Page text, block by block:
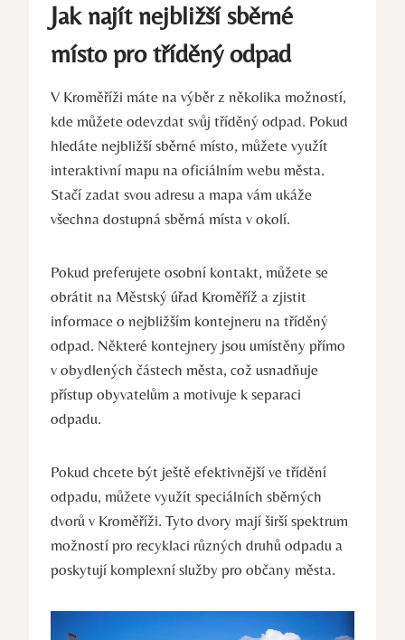
Jak najít nejbližší sběrné
místo pro tříděný odpad
V Kroměříži máte na výběr z několika možností,
kde můžete odevzdat svůj tříděný odpad. Pokud
hledáte nejbližší sběrné místo, můžete využít
interaktivní mapu na oficiálním webu města.
Stačí zadat svou adresu a mapa vám ukáže
všechna dostupná sběrná místa v okolí.
Pokud preferujete osobní kontakt, můžete se
obrátit na Městský úřad Kroměříž a zjistit
informace o nejbližším kontejneru na tříděný
odpad. Některé kontejnery jsou umístěny přímo
v obydlených částech města, což usnadňuje
přístup obyvatelům a motivuje k separaci
odpadu.
Pokud chcete být ještě efektivnější ve třídění
odpadu, můžete využít speciálních sběrných
dvorů v Kroměříži. Tyto dvory mají širší spektrum
možností pro recyklaci různých druhů odpadu a
poskytují komplexní služby pro občany města.